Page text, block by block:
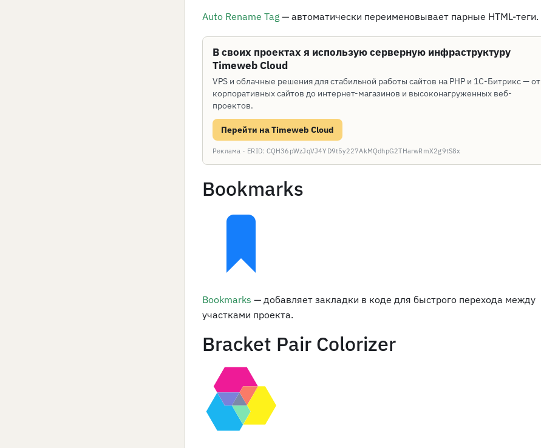
Auto Rename Tag — автоматически переименовывает парные HTML-теги.
В своих проектах я использую серверную инфраструктуру
Timeweb Cloud
VPS и облачные решения для стабильной работы сайтов на PHP и 1С-Битрикс — от
корпоративных сайтов до интернет-магазинов и высоконагруженных веб-
проектов.
Перейти на Timeweb Cloud
Реклама · ERID: CQH36pWzJqVJ4YD9t5y227AkMQdhpG2THarwRmX2g9tS8x
Bookmarks
Bookmarks — добавляет закладки в коде для быстрого перехода между
участками проекта.
Bracket Pair Colorizer